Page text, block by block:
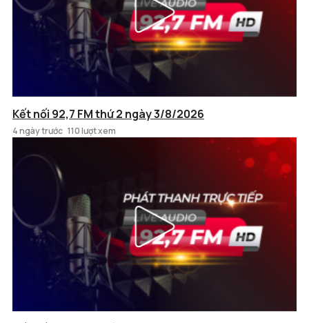
Kết nối 92,7 FM thứ 2 ngày 3/8/2026
4 ngày trước 110 lượt xem